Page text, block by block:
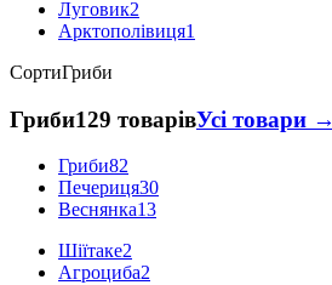
Луговик2
Арктополівиця1
СортиГриби
Гриби129 товарівУсі товари →
Гриби82
Печериця30
Веснянка13
Шіїтаке2
Агроциба2